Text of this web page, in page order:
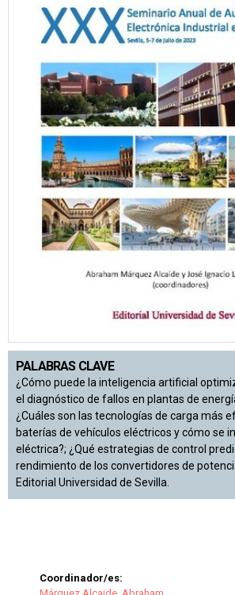
PALABRAS CLAVE
¿Cómo puede la inteligencia artificial
el diagnóstico de fallos en plantas de
¿Cuáles son las tecnologías de carga más
baterías de vehículos eléctricos y cómo se
eléctrica?; ¿Qué estrategias de control
rendimiento de los convertidores de
Editorial Universidad de Sevilla.
Coordinador/es: